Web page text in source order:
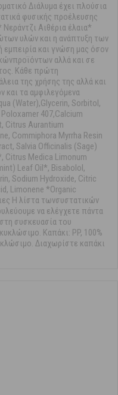
Διάλυμα έχει πλούσια
φυσικής προέλευσης
Αιθέρια έλαια*
υλών και η ανάπτυξη των
και γνώση μας όσον
αλλά και σε
Κάθε πρώτη
της χρήσης της αλλά και
τα αμφιλεγόμενα
(Water),Glycerin, Sorbitol,
407,Calcium
Citrus Aurantium
Commiphora Myrrha Resin
Salvia Officinalis (Sage)
Citrus Medica Limonum
Leaf Oil*, Bisabolol,
Sodium Hydroxide, Citric
Limonene *Organic
Η λίστα τωνσυστατικών
να ελέγχετε πάντα
συσκευασία του
Καπάκι: PP, 100%
Διαχωρίστε καπάκι